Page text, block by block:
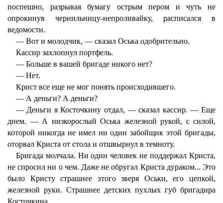
поспешно, разрывая бумагу острым пером и чуть не
опрокинув чернильницу-непроливайку, расписался в
ведомости.
— Вот и молодчик, — сказал Оська одобрительно.
Кассир захлопнул портфель.
— Больше в вашей бригаде никого нет?
— Нет.
Крист все еще не мог понять происходившего.
— А деньги? А деньги?
— Деньги я Косточкину отдал, — сказал кассир. — Еще
днем. — А низкорослый Оська железной рукой, с силой,
которой никогда не имел ни один забойщик этой бригады,
оторвал Криста от стола и отшвырнул в темноту.
Бригада молчала. Ни один человек не поддержал Криста,
не спросил ни о чем. Даже не обругал Криста дураком... Это
было Кристу страшнее этого зверя Оськи, его цепкой,
железной руки. Страшнее детских пухлых губ бригадира
Косточкина.